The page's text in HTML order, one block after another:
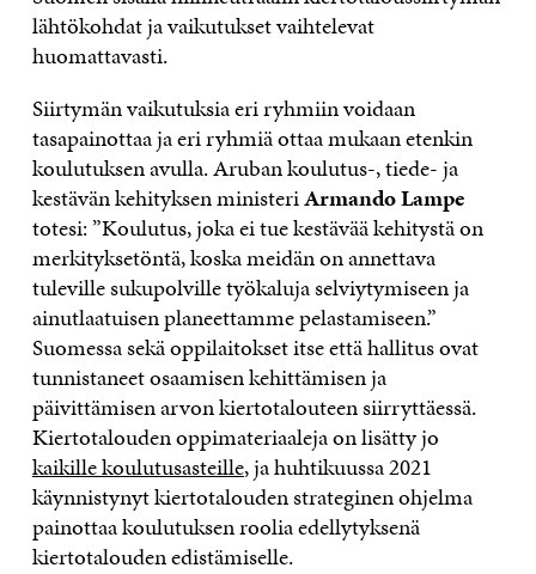
lähtökohdat ja vaikutukset vaihtelevat
huomattavasti.
Siirtymän vaikutuksia eri ryhmiin voidaan
tasapainottaa ja eri ryhmiä ottaa mukaan etenkin
koulutuksen avulla. Aruban koulutus-, tiede- ja
kestävän kehityksen ministeriArmando Lampe
totesi: ”Koulutus, joka ei tue kestävää kehitystä on
merkityksetöntä, koska meidän on annettava
tuleville sukupolville työkaluja selviytymiseen ja
ainutlaatuisen planeettamme pelastamiseen.”
Suomessa sekä oppilaitokset itse että hallitus ovat
tunnistaneet osaamisen kehittämisen ja
päivittämisen arvon kiertotalouteen siirryttäessä.
Kiertotalouden oppimateriaaleja on lisätty jo
kaikille koulutusasteille, ja huhtikuussa 2021
käynnistynyt kiertotalouden strateginen ohjelma
painottaa koulutuksen roolia edellytyksenä
kiertotalouden edistämiselle.